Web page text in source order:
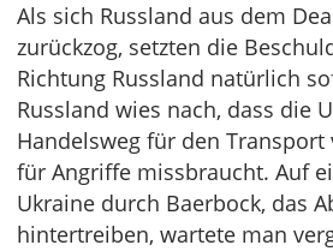
Als sich Russland aus dem
zurückzog, setzten die
Richtung Russland natürlich
Russland wies nach, dass die
Handelsweg für den
für Angriffe missbraucht. Auf
Ukraine durch Baerbock, das
hintertreiben, wartete man